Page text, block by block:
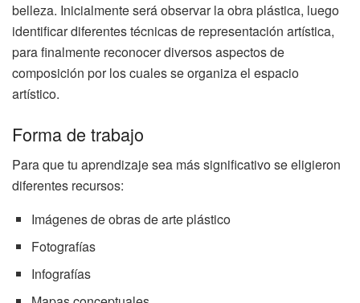
belleza. Inicialmente será observar la obra plástica, luego
identificar diferentes técnicas de representación artística,
para finalmente reconocer diversos aspectos de
composición por los cuales se organiza el espacio
artístico.
Forma de trabajo
Para que tu aprendizaje sea más significativo se eligieron
diferentes recursos:
Imágenes de obras de arte plástico
Fotografías
Infografías